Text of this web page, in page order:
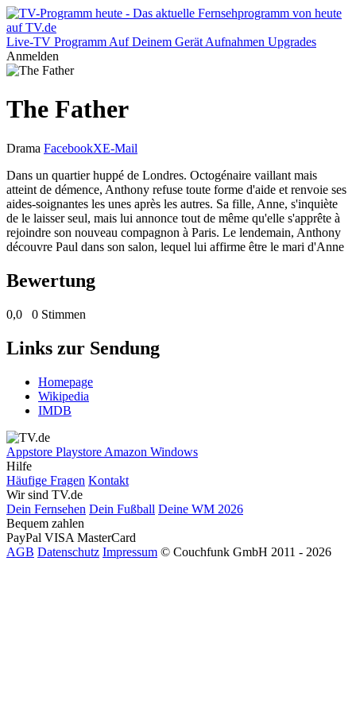
Live-TV Programm Auf Deinem Gerät Aufnahmen Upgrades
Anmelden
The Father
Drama FacebookXE-Mail
Dans un quartier huppé de Londres. Octogénaire vaillant mais
atteint de démence, Anthony refuse toute forme d'aide et renvoie ses
aides-soignantes les unes après les autres. Sa fille, Anne, s'inquiète
de le laisser seul, mais lui annonce tout de même qu'elle s'apprête à
rejoindre son nouveau compagnon à Paris. Le lendemain, Anthony
découvre Paul dans son salon, lequel lui affirme être le mari d'Anne
Bewertung
0,0 0 Stimmen
Links zur Sendung
Homepage
Wikipedia
IMDB
Appstore Playstore Amazon Windows
Hilfe
Häufige Fragen Kontakt
Wir sind TV.de
Dein Fernsehen Dein Fußball Deine WM 2026
Bequem zahlen
PayPal VISA MasterCard
AGB Datenschutz Impressum © Couchfunk GmbH 2011 - 2026